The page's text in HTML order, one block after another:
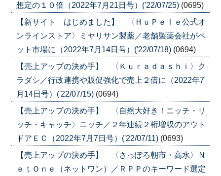
想定の１０倍（2022年7月21日号）('22/07/25) (0695)
【新サイト はじめました】 〈ＨｕＰｅｌｅ公式オ
ンラインストア〉ミヤリサン製薬／老舗製薬会社がペ
ット市場に（2022年7月14日号）('22/07/18) (0694)
【売上アップの決め手】 〈Ｋｕｒａｄａｓｈｉ〉ク
ラダシ／行政連携や販促強化で売上２倍に（2022年7
月14日号）('22/07/15) (0694)
【売上アップの決め手】 〈自然大好き！ニッチ・リ
ッチ・キャッチ〉ニッチ／２年連続２桁増収のアウト
ドアＥＣ（2022年7月7日号）('22/07/11) (0693)
【売上アップの決め手】 〈さっぽろ朝市・高水〉Ｎ
ｅｔＯｎｅ（ネットワン）／ＲＰＰのキーワード選定